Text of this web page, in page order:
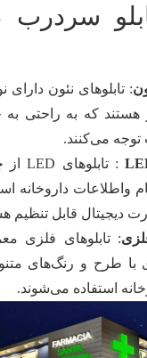
سردرب
: تابلوهای نئون دارای
هستند که به راحتی
توجه می‌کنند.
: تابلوهای LED از چراغ‌های
واطلاعات داروخانه
دیجیتال قابل تنظیم
: تابلوهای فلزی
با طرح و رنگ‌های
استفاده می‌شوند.